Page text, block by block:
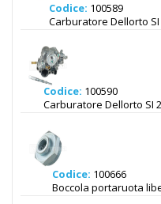
Codice: 100589
Carburatore Dellorto SI
Codice: 100590
Carburatore Dellorto SI
Codice: 100666
Boccola portaruota